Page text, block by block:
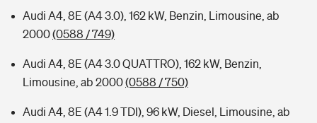
Audi A4, 8E (A4 3.0), 162 kW, Benzin, Limousine, ab
2000(0588 / 749)
Audi A4, 8E (A4 3.0 QUATTRO), 162 kW, Benzin,
Limousine, ab 2000(0588 / 750)
Audi A4, 8E (A4 1.9 TDI), 96 kW, Diesel, Limousine, ab